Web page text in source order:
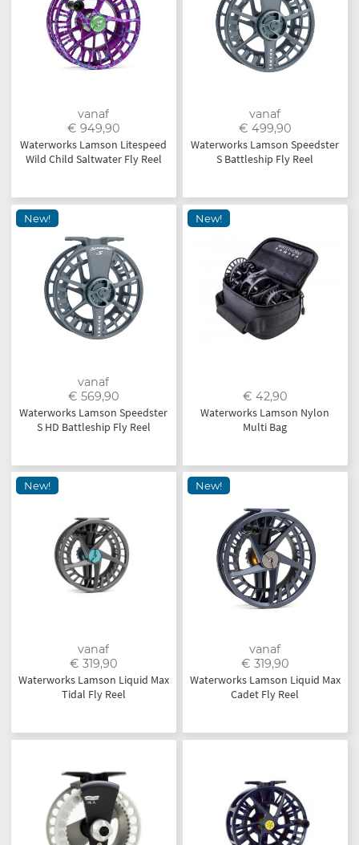
vanaf
€ 949,90
Waterworks Lamson Litespeed
Wild Child Saltwater Fly Reel
vanaf
€ 499,90
Waterworks Lamson Speedster
S Battleship Fly Reel
New!
vanaf
€ 569,90
Waterworks Lamson Speedster
S HD Battleship Fly Reel
New!
€ 42,90
Waterworks Lamson Nylon
Multi Bag
New!
vanaf
€ 319,90
Waterworks Lamson Liquid Max
Tidal Fly Reel
New!
vanaf
€ 319,90
Waterworks Lamson Liquid Max
Cadet Fly Reel